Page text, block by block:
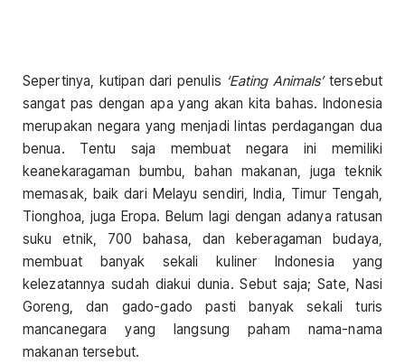
Sepertinya, kutipan dari penulis ‘Eating Animals’tersebut
sangat pas dengan apa yang akan kita bahas. Indonesia
merupakan negara yang menjadi lintas perdagangan dua
benua. Tentu saja membuat negara ini memiliki
keanekaragaman bumbu, bahan makanan, juga teknik
memasak, baik dari Melayu sendiri, India, Timur Tengah,
Tionghoa, juga Eropa. Belum lagi dengan adanya ratusan
suku etnik, 700 bahasa, dan keberagaman budaya,
membuat banyak sekali kuliner Indonesia yang
kelezatannya sudah diakui dunia. Sebut saja; Sate, Nasi
Goreng, dan gado-gado pasti banyak sekali turis
mancanegara yang langsung paham nama-nama
makanan tersebut.